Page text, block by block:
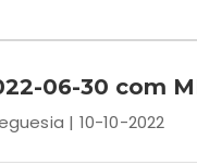
06-30 com
| 10-10-2022